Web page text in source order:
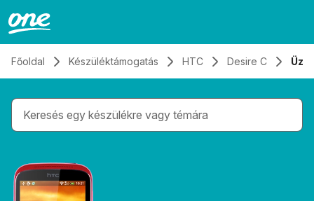
Főoldal Készüléktámogatás HTC Desire C
Gépelés közben megjelennek a keresési